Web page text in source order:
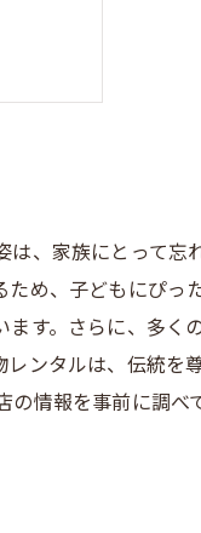
ット
、家族にとって忘
め、子どもにぴっ
す。さらに、多く
ンタルは、伝統を
情報を事前に調べ